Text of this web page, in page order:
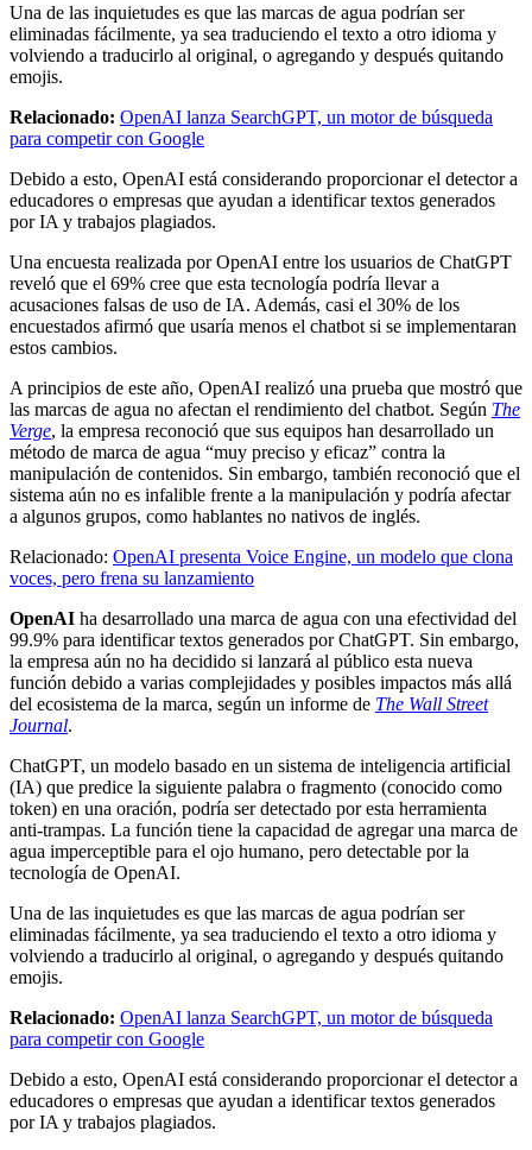
Una de las inquietudes es que las marcas de agua podrían ser
eliminadas fácilmente, ya sea traduciendo el texto a otro idioma y
volviendo a traducirlo al original, o agregando y después quitando
emojis.
Relacionado: OpenAI lanza SearchGPT, un motor de búsqueda
para competir con Google
Debido a esto, OpenAI está considerando proporcionar el detector a
educadores o empresas que ayudan a identificar textos generados
por IA y trabajos plagiados.
Una encuesta realizada por OpenAI entre los usuarios de ChatGPT
reveló que el 69% cree que esta tecnología podría llevar a
acusaciones falsas de uso de IA. Además, casi el 30% de los
encuestados afirmó que usaría menos el chatbot si se implementaran
estos cambios.
A principios de este año, OpenAI realizó una prueba que mostró que
las marcas de agua no afectan el rendimiento del chatbot. Según The
Verge, la empresa reconoció que sus equipos han desarrollado un
método de marca de agua “muy preciso y eficaz” contra la
manipulación de contenidos. Sin embargo, también reconoció que el
sistema aún no es infalible frente a la manipulación y podría afectar
a algunos grupos, como hablantes no nativos de inglés.
Relacionado: OpenAI presenta Voice Engine, un modelo que clona
voces, pero frena su lanzamiento
OpenAI ha desarrollado una marca de agua con una efectividad del
99.9% para identificar textos generados por ChatGPT. Sin embargo,
la empresa aún no ha decidido si lanzará al público esta nueva
función debido a varias complejidades y posibles impactos más allá
del ecosistema de la marca, según un informe de The Wall Street
Journal.
ChatGPT, un modelo basado en un sistema de inteligencia artificial
(IA) que predice la siguiente palabra o fragmento (conocido como
token) en una oración, podría ser detectado por esta herramienta
anti-trampas. La función tiene la capacidad de agregar una marca de
agua imperceptible para el ojo humano, pero detectable por la
tecnología de OpenAI.
Una de las inquietudes es que las marcas de agua podrían ser
eliminadas fácilmente, ya sea traduciendo el texto a otro idioma y
volviendo a traducirlo al original, o agregando y después quitando
emojis.
Relacionado: OpenAI lanza SearchGPT, un motor de búsqueda
para competir con Google
Debido a esto, OpenAI está considerando proporcionar el detector a
educadores o empresas que ayudan a identificar textos generados
por IA y trabajos plagiados.